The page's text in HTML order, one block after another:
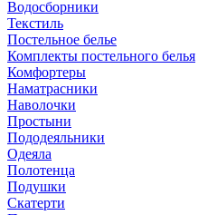
Водосборники
Текстиль
Постельное белье
Комплекты постельного белья
Комфортеры
Наматрасники
Наволочки
Простыни
Пододеяльники
Одеяла
Полотенца
Подушки
Скатерти